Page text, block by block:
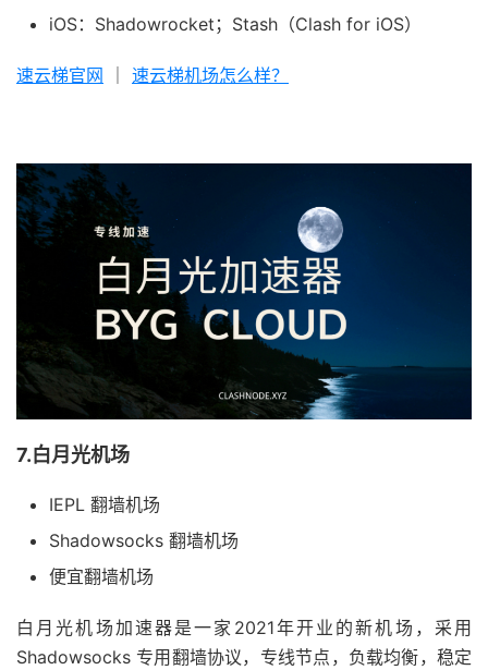
iOS：Shadowrocket；Stash（Clash for iOS）
速云梯官网 速云梯机场怎么样？
7.白月光机场
IEPL 翻墙机场
Shadowsocks 翻墙机场
便宜翻墙机场
白月光机场加速器是一家2021年开业的新机场，采用
Shadowsocks 专用翻墙协议，专线节点，负载均衡，稳定